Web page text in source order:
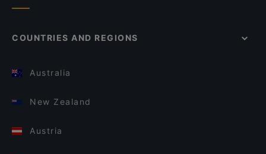
COUNTRIES AND REGIONS
Australia
New Zealand
Austria